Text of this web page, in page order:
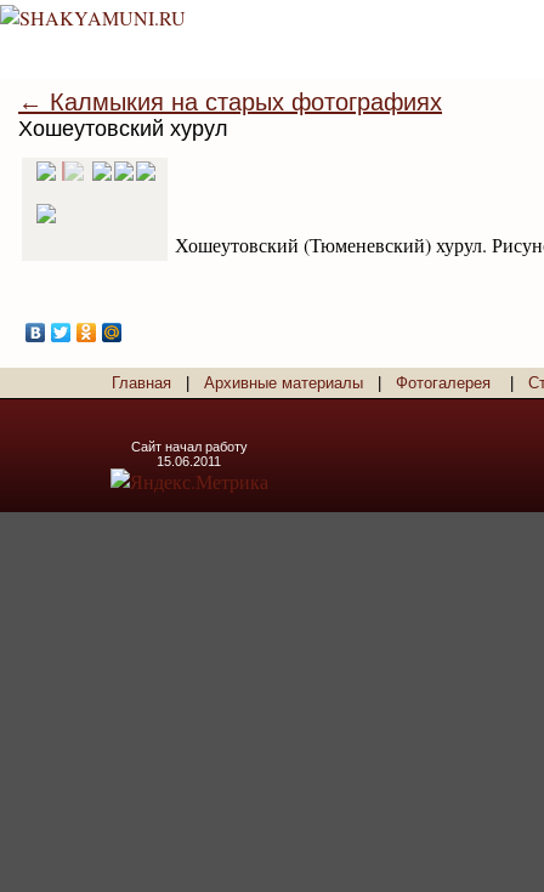
← Калмыкия на старых фотографиях
Хошеутовский хурул
Хошеутовский (Тюменевский) хурул.
Главная Архивные материалы Фотогалерея
Сайт начал работу
15.06.2011